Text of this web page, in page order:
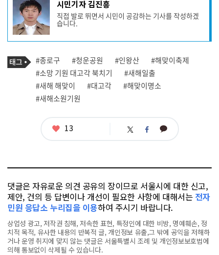
사
작
성
자
프
필
시민기자 김진흥
직접 발로 뛰면서 시민이 공감하는 기사를 작성하겠
습니다.
기
사
관
련
태
그
태
그
#종로구 #청운공원 #인왕산
#해맞이축제
#소망 기원 대고각 북치기
#새해일출
#새해 해맞이
#대고각
#해맞이명소
#새해소원기원
좋
13 트 페 카
댓글은 자유로운 의견 공유의 장이므로 서울시에 대한 신고,
제안, 건의 등 답변이나 개선이 필요한 사항에 대해서는 전자
민원 응답소 누리집을 이용하여 주시기 바랍니다.
상업성 광고, 저작권 침해, 저속한 표현, 특정인에 대한 비방, 명예훼손, 정
치적 목적, 유사한 내용의 반복적 글, 개인정보 유출,그 밖에 공익을 저해하
거나 운영 취지에 맞지 않는 댓글은 서울특별시 조례 및 개인정보보호법에
의해 통보없이 삭제될 수 있습니다.